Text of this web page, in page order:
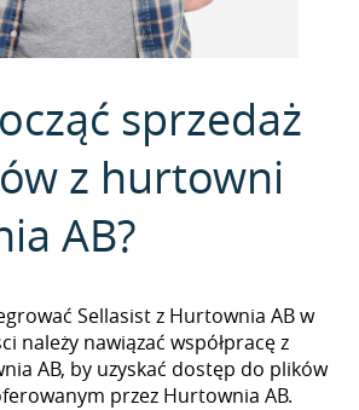
sprzedaż
z hurtowni
AB?
Sellasist z Hurtownia AB w
należy nawiązać współpracę z
AB, by uzyskać dostęp do plików
przez Hurtownia AB.